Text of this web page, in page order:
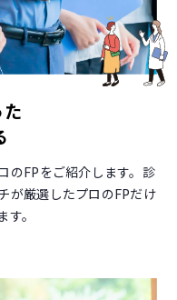
のFPをご紹介します。診
が厳選したプロのFPだけ
。